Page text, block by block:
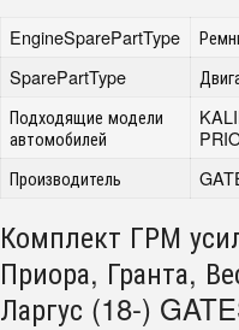
EngineSparePartType
SparePartType
Подходящие модели
автомобилей
Производитель
Комплект ГРМ
Приора, Гранта,
Ларгус (18-)